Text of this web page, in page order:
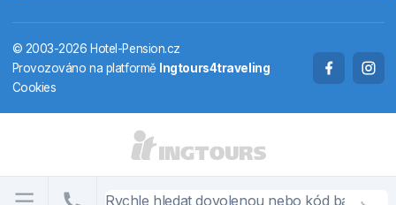
Termály
Chaty a chalupy
DE
© 2003-2026 Hotel-Pension.cz
Provozováno na platformě Ingtours4traveling
Cookies